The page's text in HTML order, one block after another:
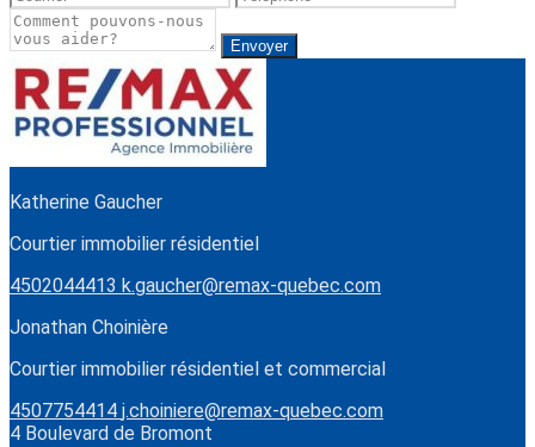
Envoyer
Katherine Gaucher
Courtier immobilier résidentiel
4502044413 k.gaucher@remax-quebec.com
Jonathan Choinière
Courtier immobilier résidentiel et commercial
4507754414 j.choiniere@remax-quebec.com
4 Boulevard de Bromont